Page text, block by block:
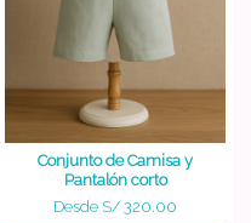
Conjunto de Camisa y
Pantalón corto
Desde S/ 320.00